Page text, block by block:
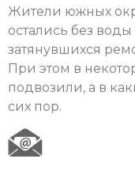
Жители южных
остались без
затянувшихся
При этом в
подвозили, а в
сих пор.